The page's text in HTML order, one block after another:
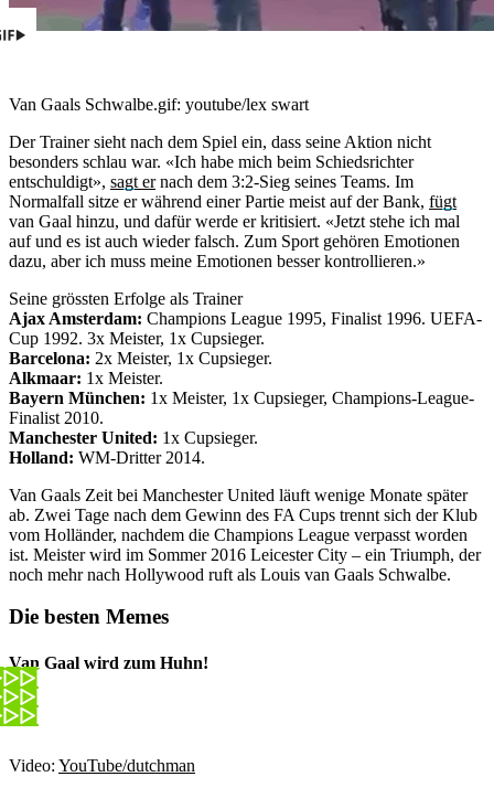
Van Gaals Schwalbe.gif: youtube/lex swart
Der Trainer sieht nach dem Spiel ein, dass seine Aktion nicht
besonders schlau war. «Ich habe mich beim Schiedsrichter
entschuldigt», sagt ernach dem 3:2-Sieg seines Teams. Im
Normalfall sitze er während einer Partie meist auf der Bank, fügt
van Gaal hinzu, und dafür werde er kritisiert. «Jetzt stehe ich mal
auf und es ist auch wieder falsch. Zum Sport gehören Emotionen
dazu, aber ich muss meine Emotionen besser kontrollieren.»
Seine grössten Erfolge als Trainer
Ajax Amsterdam: Champions League 1995, Finalist 1996. UEFA-
Cup 1992. 3x Meister, 1x Cupsieger.
Barcelona: 2x Meister, 1x Cupsieger.
Alkmaar: 1x Meister.
Bayern München: 1x Meister, 1x Cupsieger, Champions-League-
Finalist 2010.
Manchester United: 1x Cupsieger.
Holland: WM-Dritter 2014.
Van Gaals Zeit bei Manchester United läuft wenige Monate später
ab. Zwei Tage nach dem Gewinn des FA Cups trennt sich der Klub
vom Holländer, nachdem die Champions League verpasst worden
ist. Meister wird im Sommer 2016 Leicester City – ein Triumph, der
noch mehr nach Hollywood ruft als Louis van Gaals Schwalbe.
Die besten Memes
Van Gaal wird zum Huhn!
Video: YouTube/dutchman